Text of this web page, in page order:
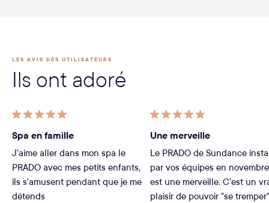
LES AVIS DES UTILISATEURS
Ils ont adoré
Spa en famille
J'aime aller dans mon spa le
PRADO avec mes petits enfants,
ils s'amusent pendant que je me
détends
Une merveille
Le PRADO de Sundance
par vos équipes en
est une merveille. C'est un
plaisir de pouvoir "se tremper"